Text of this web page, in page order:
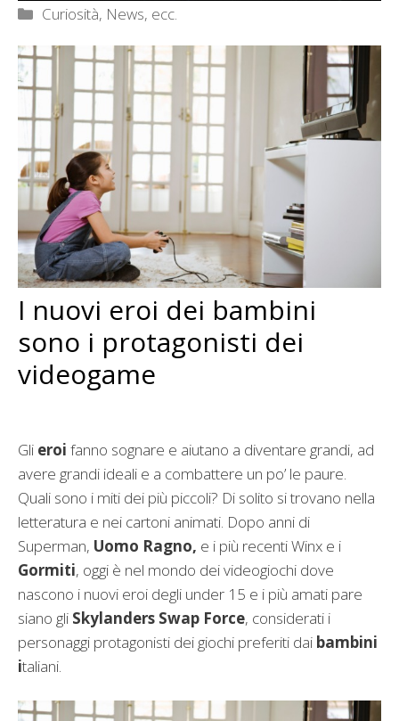
Categorie
Curiosità, News, ecc.
I nuovi eroi dei bambini
sono i protagonisti dei
videogame
Gli eroi fanno sognare e aiutano a diventare grandi, ad
avere grandi ideali e a combattere un po’ le paure.
Quali sono i miti dei più piccoli? Di solito si trovano nella
letteratura e nei cartoni animati. Dopo anni di
Superman, Uomo Ragno, e i più recenti Winx e i
Gormiti, oggi è nel mondo dei videogiochi dove
nascono i nuovi eroi degli under 15 e i più amati pare
siano gli Skylanders Swap Force, considerati i
personaggi protagonisti dei giochi preferiti dai bambini
italiani.